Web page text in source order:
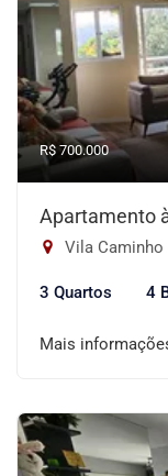
R$ 700.000
Apartamento
Vila Caminho
3 Quartos 4
Mais